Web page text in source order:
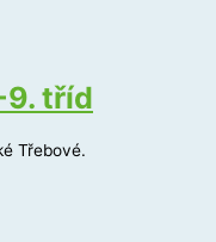
9. tříd
Třebové.